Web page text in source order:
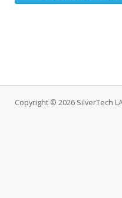
Copyright © 2026 SilverTech